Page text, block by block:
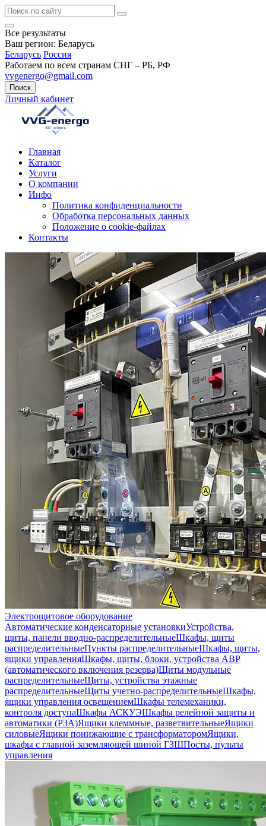
Все результаты
Ваш регион: Беларусь
Беларусь Россия
Работаем по всем странам СНГ – РБ, РФ
vvgenergo@gmail.com
Поиск
Личный кабинет
Главная
Каталог
Услуги
О компании
Инфо
Политика конфиденциальности
Обработка персональных данных
Положение о cookie-файлах
Контакты
Электрощитовое оборудование
Автоматические конденсаторные установкиУстройства,
щиты, панели вводно-распределительныеШкафы, щиты
распределительныеПункты распределительныеШкафы, щиты,
ящики управленияШкафы, щиты, блоки, устройства АВР
(автоматического включения резерва)Щиты модульные
распределительныеЩиты, устройства этажные
распределительныеЩиты учетно-распределительныеШкафы,
ящики управления освещениемШкафы телемеханики,
контроля доступаШкафы АСКУЭШкафы релейной защиты и
автоматики (РЗА)Ящики клеммные, разветвительныеЯщики
силовыеЯщики понижающие с трансформаторомЯщики,
шкафы с главной заземляющей шиной ГЗШПосты, пульты
управления